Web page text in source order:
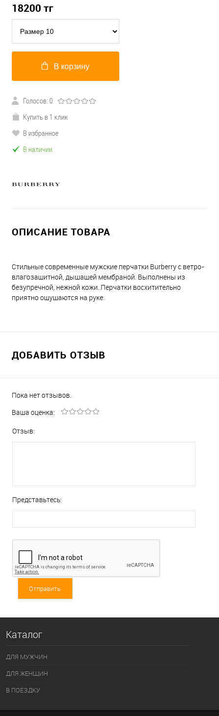
18200 тг
В корзину
Голосов: 0
Купить в 1 клик
В избранное
В наличии
ОПИСАНИЕ ТОВАРА
Стильные современные мужские перчатки Burberry с ветро-
влагозащитной, дышащей мембраной. Выполнены из
безупречной, нежной кожи. Перчатки восхитительно
приятно ощущаются на руке.
ДОБАВИТЬ ОТЗЫВ
Пока нет отзывов.
Ваша оценка:
Отзыв:
Представьтесь:
Каталог
ДЛЯ МУЖЧИН
ДЛЯ ЖЕНЩИН
В ПОЕЗДКУ